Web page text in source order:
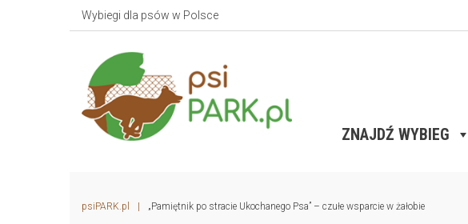
Wybiegi dla psów w Polsce
ZNAJDŹ WYBIEG
psiPARK.pl „Pamiętnik po stracie Ukochanego Psa” – czułe wsparcie w żałobie